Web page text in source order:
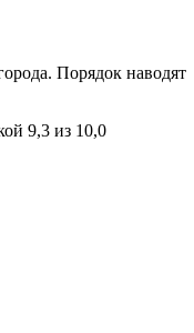
Порядок наводят
9,3 из 10,0